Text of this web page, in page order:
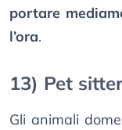
portare
l’ora.
13) Pet sitter
Gli animali